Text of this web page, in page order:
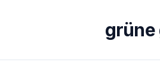
grüne